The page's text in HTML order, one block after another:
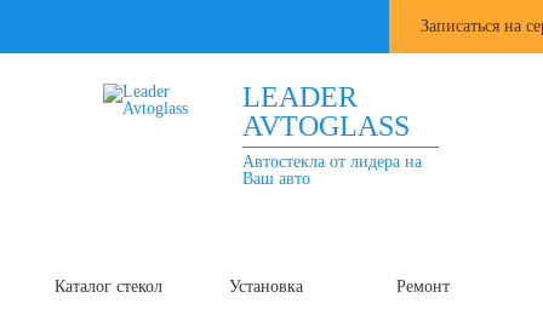
Записаться на
LEADER
AVTOGLASS
Автостекла от лидера на
Ваш авто
Каталог стекол Установка Ремонт